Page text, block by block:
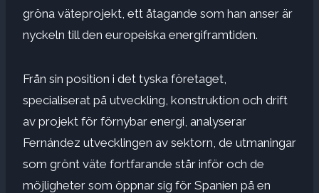
gröna väteprojekt, ett åtagande som han anser är
nyckeln till den europeiska energiframtiden.
Från sin position i det tyska företaget,
specialiserat på utveckling, konstruktion och drift
av projekt för förnybar energi, analyserar
Fernández utvecklingen av sektorn, de utmaningar
som grönt väte fortfarande står inför och de
möjligheter som öppnar sig för Spanien på en